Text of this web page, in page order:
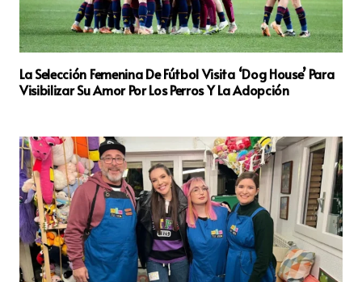
La Selección Femenina De Fútbol Visita ‘Dog House’ Para
Visibilizar Su Amor Por Los Perros Y La Adopción